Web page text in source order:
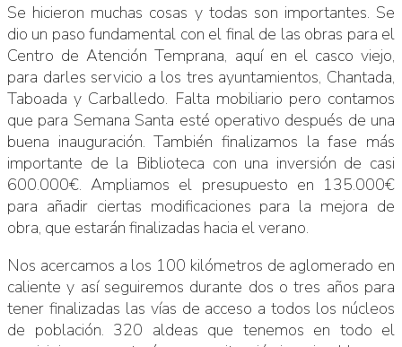
Se hicieron muchas cosas y todas son importantes. Se
dio un paso fundamental con el final de las obras para el
Centro de Atención Temprana, aquí en el casco viejo,
para darles servicio a los tres ayuntamientos, Chantada,
Taboada y Carballedo. Falta mobiliario pero contamos
que para Semana Santa esté operativo después de una
buena inauguración. También finalizamos la fase más
importante de la Biblioteca con una inversión de casi
600.000€. Ampliamos el presupuesto en 135.000€
para añadir ciertas modificaciones para la mejora de
obra, que estarán finalizadas hacia el verano.
Nos acercamos a los 100 kilómetros de aglomerado en
caliente y así seguiremos durante dos o tres años para
tener finalizadas las vías de acceso a todos los núcleos
de población. 320 aldeas que tenemos en todo el